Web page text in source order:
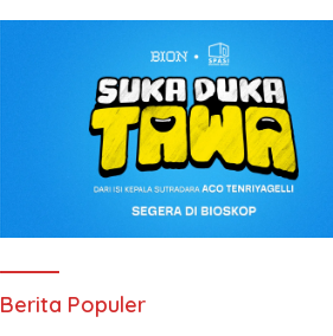
Berita Populer